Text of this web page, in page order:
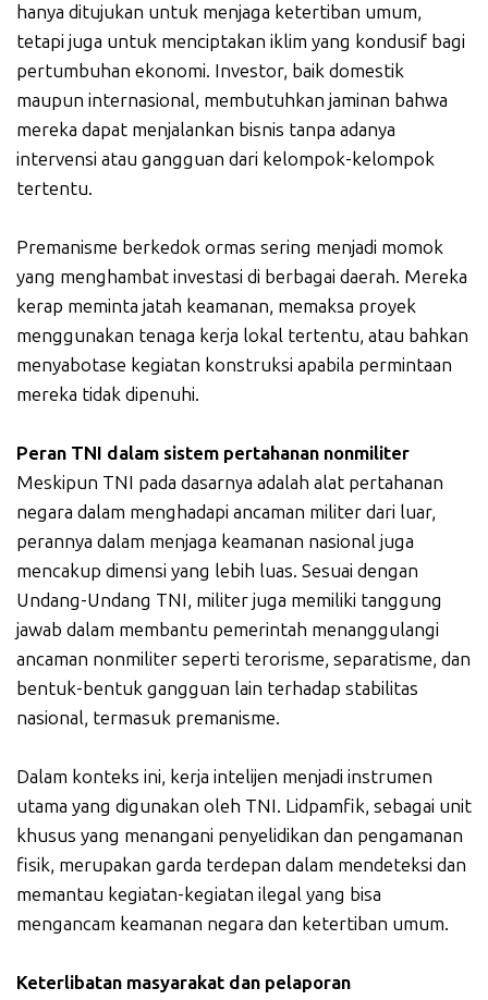
hanya ditujukan untuk menjaga ketertiban umum,
tetapi juga untuk menciptakan iklim yang kondusif bagi
pertumbuhan ekonomi. Investor, baik domestik
maupun internasional, membutuhkan jaminan bahwa
mereka dapat menjalankan bisnis tanpa adanya
intervensi atau gangguan dari kelompok-kelompok
tertentu.
Premanisme berkedok ormas sering menjadi momok
yang menghambat investasi di berbagai daerah. Mereka
kerap meminta jatah keamanan, memaksa proyek
menggunakan tenaga kerja lokal tertentu, atau bahkan
menyabotase kegiatan konstruksi apabila permintaan
mereka tidak dipenuhi.
Peran TNI dalam sistem pertahanan nonmiliter
Meskipun TNI pada dasarnya adalah alat pertahanan
negara dalam menghadapi ancaman militer dari luar,
perannya dalam menjaga keamanan nasional juga
mencakup dimensi yang lebih luas. Sesuai dengan
Undang-Undang TNI, militer juga memiliki tanggung
jawab dalam membantu pemerintah menanggulangi
ancaman nonmiliter seperti terorisme, separatisme, dan
bentuk-bentuk gangguan lain terhadap stabilitas
nasional, termasuk premanisme.
Dalam konteks ini, kerja intelijen menjadi instrumen
utama yang digunakan oleh TNI. Lidpamfik, sebagai unit
khusus yang menangani penyelidikan dan pengamanan
fisik, merupakan garda terdepan dalam mendeteksi dan
memantau kegiatan-kegiatan ilegal yang bisa
mengancam keamanan negara dan ketertiban umum.
Keterlibatan masyarakat dan pelaporan